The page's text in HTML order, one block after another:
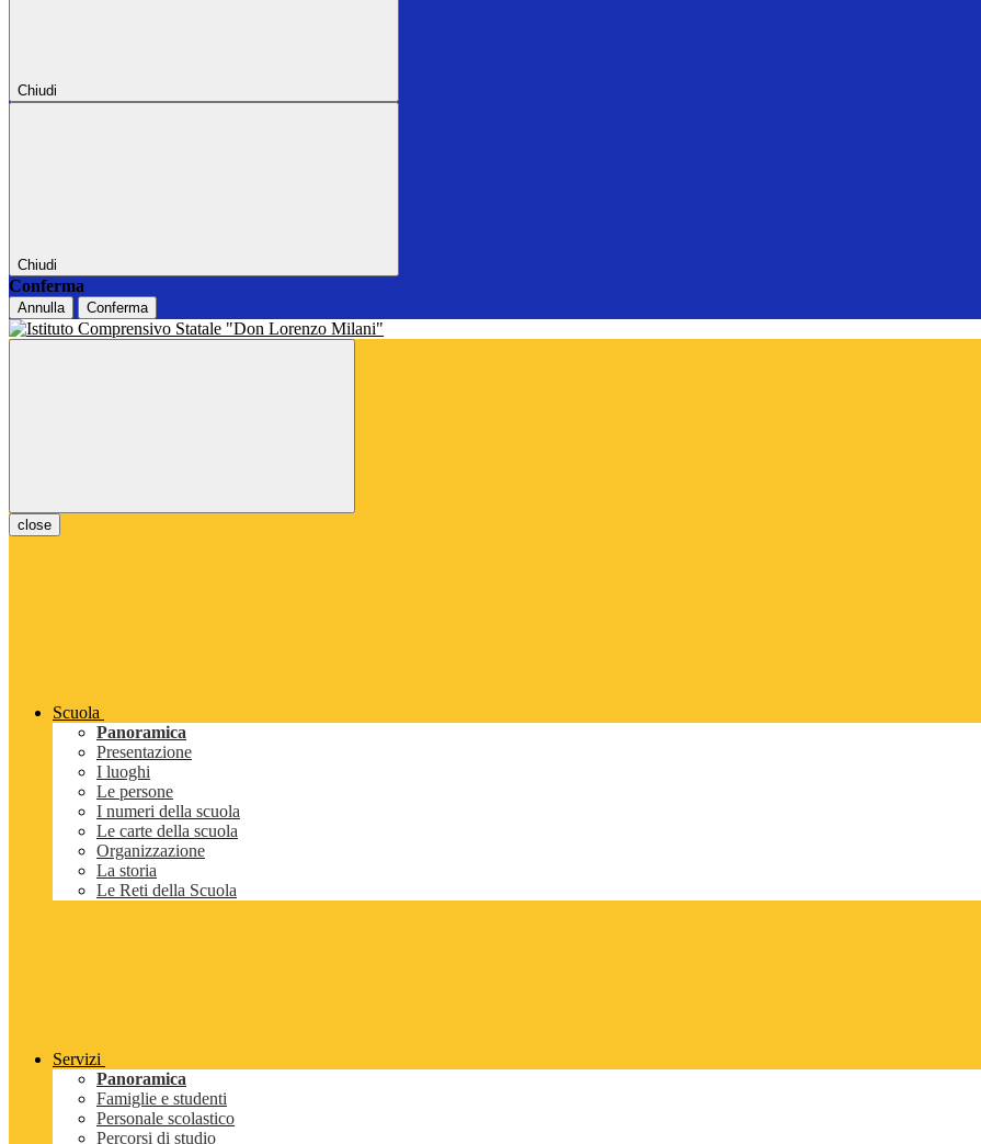
Chiudi
Chiudi
Conferma
Annulla Conferma
close
Scuola
Panoramica
Presentazione
I luoghi
Le persone
I numeri della scuola
Le carte della scuola
Organizzazione
La storia
Le Reti della Scuola
Servizi
Panoramica
Famiglie e studenti
Personale scolastico
Percorsi di studio